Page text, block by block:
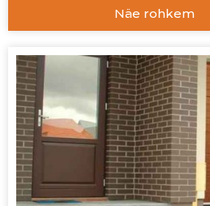
Näe rohkem